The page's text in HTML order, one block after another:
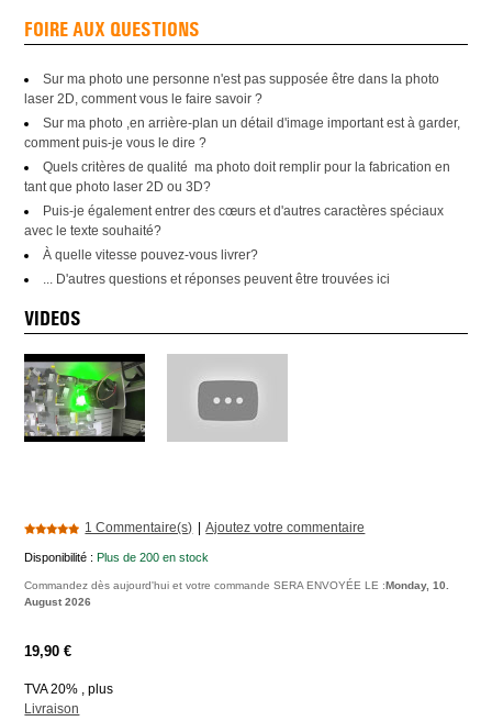
FOIRE AUX QUESTIONS
Sur ma photo une personne n'est pas supposée être dans la photo
laser 2D, comment vous le faire savoir ?
Sur ma photo ,en arrière-plan un détail d'image important est à garder,
comment puis-je vous le dire ?
Quels critères de qualité ma photo doit remplir pour la fabrication en
tant que photo laser 2D ou 3D?
Puis-je également entrer des cœurs et d'autres caractères spéciaux
avec le texte souhaité?
À quelle vitesse pouvez-vous livrer?
... D'autres questions et réponses peuvent être trouvées ici
VIDEOS
1 Commentaire(s) Ajoutez votre commentaire
Disponibilité :Plus de 200 en stock
Commandez dès aujourd'hui et votre commande SERA ENVOYÉE LE :Monday, 10.
August 2026
19,90 €
TVA 20% , plus
Livraison